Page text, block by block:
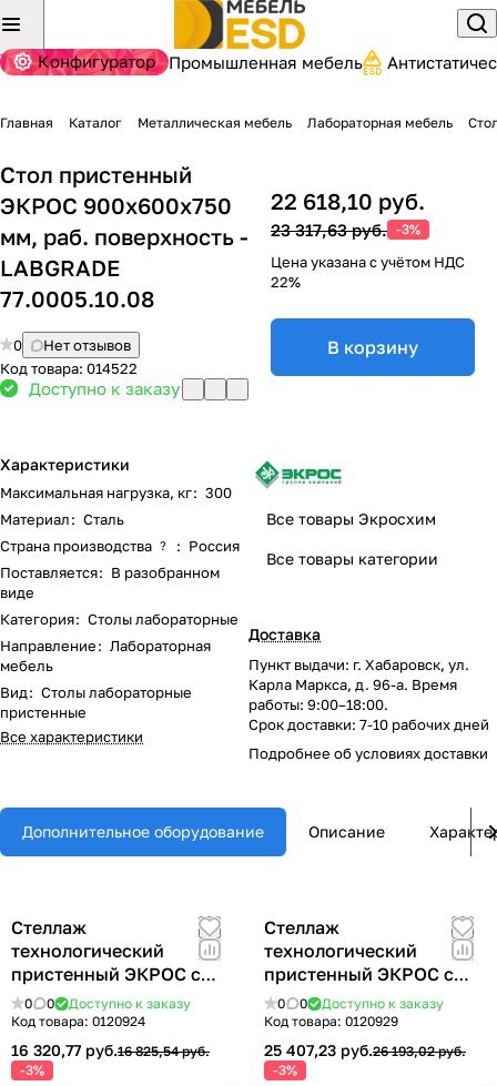
Конфигуратор Промышленная мебель
Главная Каталог Металлическая мебель Лабораторная мебель
Стол пристенный
ЭКРОС 900х600х750
мм, раб. поверхность -
LABGRADE
77.0005.10.08
0
Нет отзывов
Код товара: 014522
Доступно к заказу
Характеристики
Максимальная нагрузка, кг: 300
Материал: Сталь
Страна производства ? : Россия
Поставляется: В разобранном
виде
Категория: Столы лабораторные
Направление: Лабораторная
мебель
Вид: Столы лабораторные
пристенные
Все характеристики
22 618,10 руб.
23 317,63 руб. -3%
Цена указана с учётом НДС
22%
В корзину
Все товары Экросхим
Все товары категории
Доставка
Пункт выдачи: г. Хабаровск, ул.
Карла Маркса, д. 96-а. Время
работы: 9:00–18:00.
Срок доставки: 7-10 рабочих дней
Подробнее обусловиях доставки
Дополнительное оборудование Описание
Стеллаж
технологический
пристенный ЭКРОС с
одной полкой на 900
77.0078.10.00-01
0 0
Доступно к заказу
Код товара: 0120924
16 320,77 руб.16 825,54 руб.
-3%
Стеллаж
технологический
пристенный ЭКРОС с
одной полкой и
книжным шкафом на
900
0 0
Доступно к заказу
Код товара: 0120929
25 407,23 руб.26 193,02 руб.
-3%